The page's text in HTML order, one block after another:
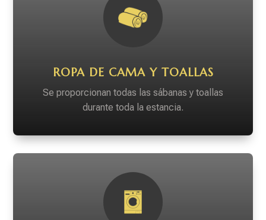
ROPA DE CAMA Y TOALLAS
Se proporcionan todas las sábanas y toallas
durante toda la estancia.